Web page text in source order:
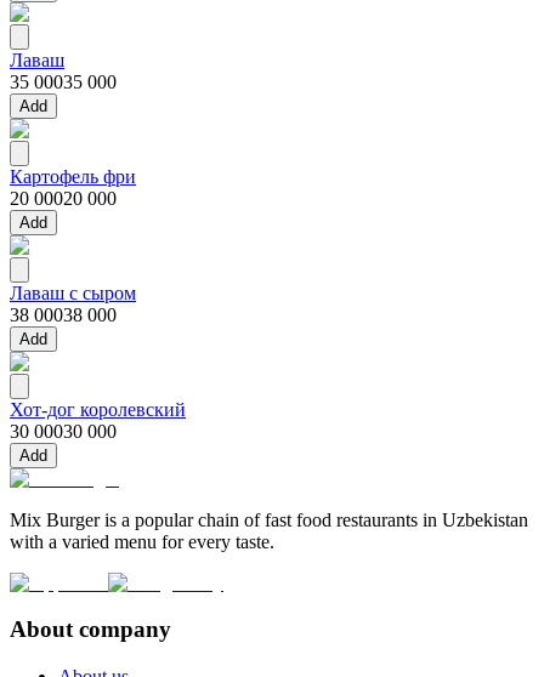
Лаваш
35 00035 000
Add
Картофель фри
20 00020 000
Add
Лаваш с сыром
38 00038 000
Add
Хот-дог королевский
30 00030 000
Add
Mix Burger is a popular chain of fast food restaurants in Uzbekistan
with a varied menu for every taste.
About company